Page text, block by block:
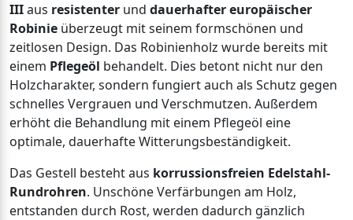
IIIaus resistenter und dauerhafter europäischer
Robinie überzeugt mit seinem formschönen und
zeitlosen Design. Das Robinienholz wurde bereits mit
einem Pflegeöl behandelt. Dies betont nicht nur den
Holzcharakter, sondern fungiert auch als Schutz gegen
schnelles Vergrauen und Verschmutzen. Außerdem
erhöht die Behandlung mit einem Pflegeöl eine
optimale, dauerhafte Witterungsbeständigkeit.
Das Gestell besteht aus korrussionsfreien Edelstahl-
Rundrohren. Unschöne Verfärbungen am Holz,
entstanden durch Rost, werden dadurch gänzlich